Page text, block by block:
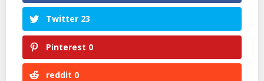
Twitter 23
Pinterest 0
reddit 0